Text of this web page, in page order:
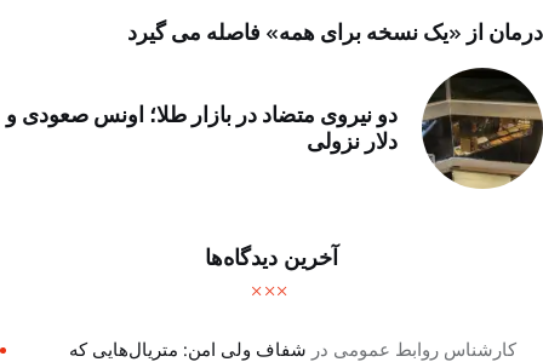
درمان از «یک نسخه برای همه» فاصله می گیرد
دو نیروی متضاد در بازار طلا؛ اونس صعودی و
دلار نزولی
آخرین دیدگاه‌ها
کارشناس روابط عمومی در شفاف ولی امن: متریال‌هایی که